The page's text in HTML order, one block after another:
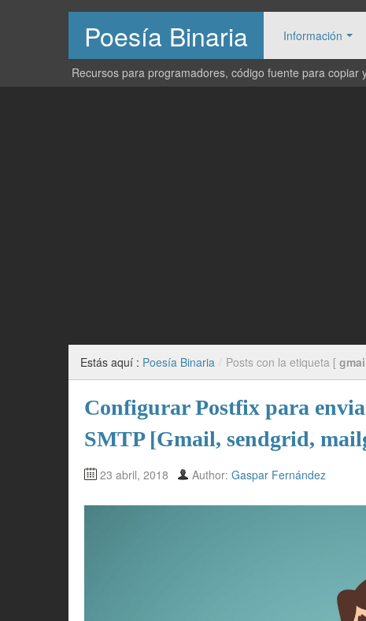
Poesía Binaria Información
Recursos para programadores, código fuente para
Estás aquí : Poesía Binaria / Posts con la etiqueta [
Configurar Postfix para
SMTP [Gmail, sendgrid,
23 abril, 2018 Author: Gaspar Fernández